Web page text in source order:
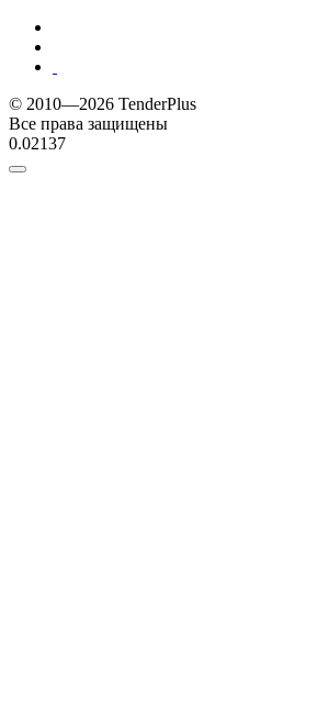
© 2010—2026 TenderPlus
Все права защищены
0.02137